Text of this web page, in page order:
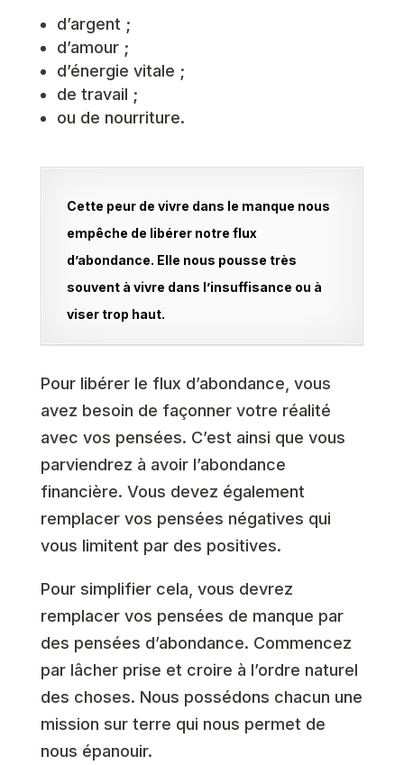
d’argent ;
d’amour ;
d’énergie vitale ;
de travail ;
ou de nourriture.
Cette peur de vivre dans le manque nous
empêche de libérer notre flux
d’abondance. Elle nous pousse très
souvent à vivre dans l’insuffisance ou à
viser trop haut.
Pour libérer le flux d’abondance, vous
avez besoin de façonner votre réalité
avec vos pensées. C’est ainsi que vous
parviendrez à avoir l’abondance
financière. Vous devez également
remplacer vos pensées négatives qui
vous limitent par des positives.
Pour simplifier cela, vous devrez
remplacer vos pensées de manque par
des pensées d’abondance. Commencez
par lâcher prise et croire à l’ordre naturel
des choses. Nous possédons chacun une
mission sur terre qui nous permet de
nous épanouir.